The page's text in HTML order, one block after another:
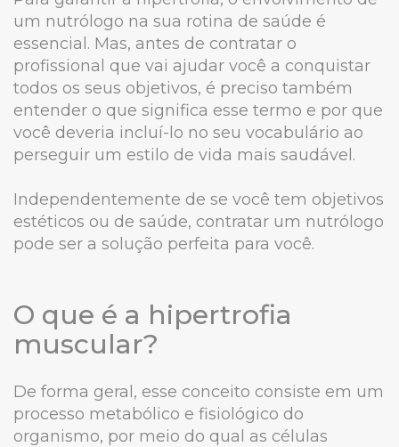
um nutrólogo na sua rotina de saúde é
essencial. Mas, antes de contratar o
profissional que vai ajudar você a conquistar
todos os seus objetivos, é preciso também
entender o que significa esse termo e por que
você deveria incluí-lo no seu vocabulário ao
perseguir um estilo de vida mais saudável.
Independentemente de se você tem objetivos
estéticos ou de saúde, contratar um nutrólogo
pode ser a solução perfeita para você.
O que é a hipertrofia
muscular?
De forma geral, esse conceito consiste em um
processo metabólico e fisiológico do
organismo, por meio do qual as células